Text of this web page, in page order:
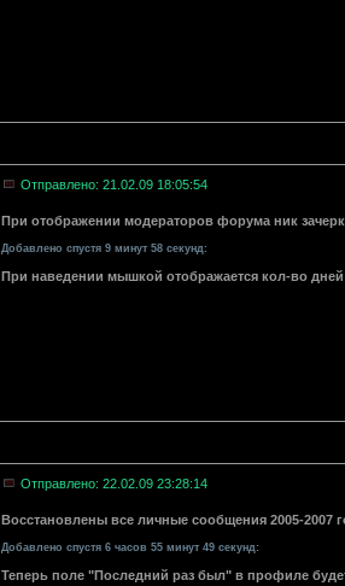
Отправлено: 21.02.09 18:05:54
При отображении модераторов форума ник
Добавлено спустя 9 минут 58 секунд:
При наведении мышкой отображается кол-во
Отправлено: 22.02.09 23:28:14
Восстановлены все личные сообщения 2005-2007
Добавлено спустя 6 часов 55 минут 49 секунд:
Теперь поле "Последний раз был" в профиле